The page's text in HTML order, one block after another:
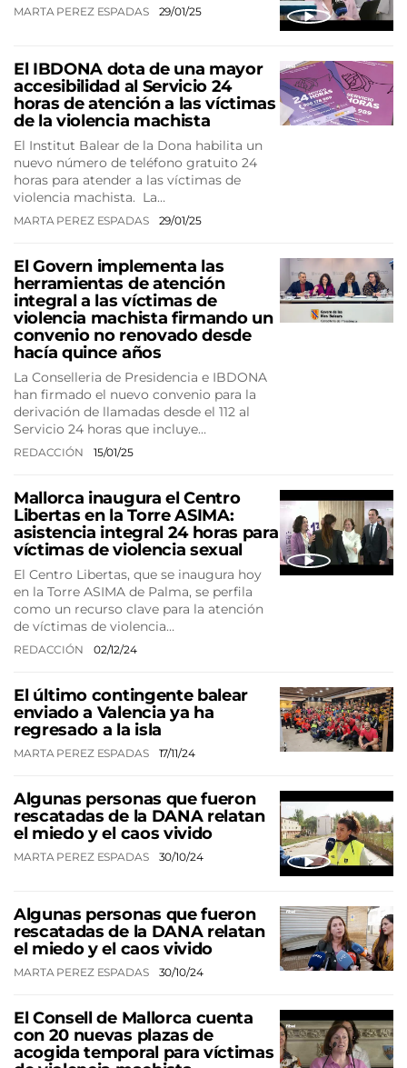
MARTA PEREZ ESPADAS 29/01/25
El IBDONA dota de una mayor
accesibilidad al Servicio 24
horas de atención a las víctimas
de la violencia machista
El Institut Balear de la Dona habilita un
nuevo número de teléfono gratuito 24
horas para atender a las víctimas de
violencia machista. La…
MARTA PEREZ ESPADAS 29/01/25
El Govern implementa las
herramientas de atención
integral a las víctimas de
violencia machista firmando un
convenio no renovado desde
hacía quince años
La Conselleria de Presidencia e IBDONA
han firmado el nuevo convenio para la
derivación de llamadas desde el 112 al
Servicio 24 horas que incluye…
REDACCIÓN 15/01/25
Mallorca inaugura el Centro
Libertas en la Torre ASIMA:
asistencia integral 24 horas para
víctimas de violencia sexual
El Centro Libertas, que se inaugura hoy
en la Torre ASIMA de Palma, se perfila
como un recurso clave para la atención
de víctimas de violencia…
REDACCIÓN 02/12/24
El último contingente balear
enviado a Valencia ya ha
regresado a la isla
MARTA PEREZ ESPADAS 17/11/24
Algunas personas que fueron
rescatadas de la DANA relatan
el miedo y el caos vivido
MARTA PEREZ ESPADAS 30/10/24
Algunas personas que fueron
rescatadas de la DANA relatan
el miedo y el caos vivido
MARTA PEREZ ESPADAS 30/10/24
El Consell de Mallorca cuenta
con 20 nuevas plazas de
acogida temporal para víctimas